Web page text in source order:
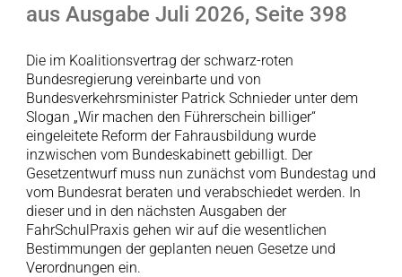
aus Ausgabe Juli 2026, Seite 398
Die im Koalitionsvertrag der schwarz-roten
Bundesregierung vereinbarte und von
Bundesverkehrsminister Patrick Schnieder unter dem
Slogan „Wir machen den Führerschein billiger“
eingeleitete Reform der Fahrausbildung wurde
inzwischen vom Bundeskabinett gebilligt. Der
Gesetzentwurf muss nun zunächst vom Bundestag und
vom Bundesrat beraten und verabschiedet werden. In
dieser und in den nächsten Ausgaben der
FahrSchulPraxis gehen wir auf die wesentlichen
Bestimmungen der geplanten neuen Gesetze und
Verordnungen ein.